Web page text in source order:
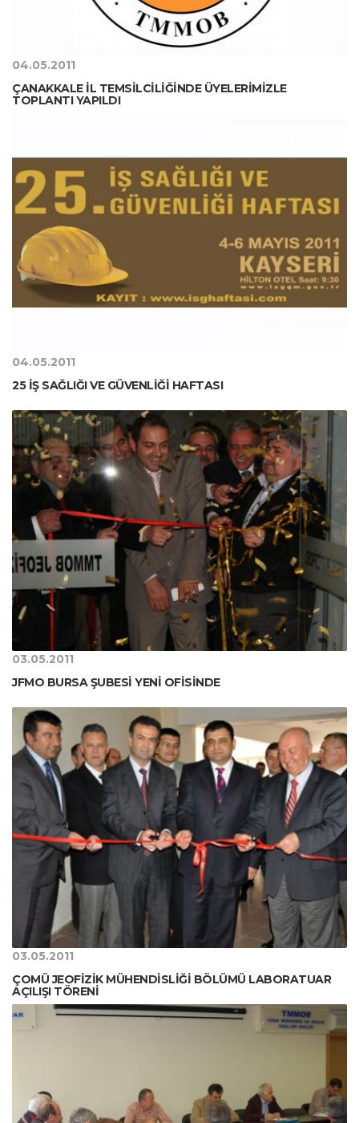
04.05.2011
ÇANAKKALE İL TEMSİLCİLİĞİNDE ÜYELERİMİZLE
TOPLANTI YAPILDI
04.05.2011
25 İŞ SAĞLIĞI VE GÜVENLİĞİ HAFTASI
03.05.2011
JFMO BURSA ŞUBESİ YENİ OFİSİNDE
03.05.2011
ÇOMÜ JEOFİZİK MÜHENDİSLİĞİ BÖLÜMÜ LABORATUAR
AÇILIŞI TÖRENİ